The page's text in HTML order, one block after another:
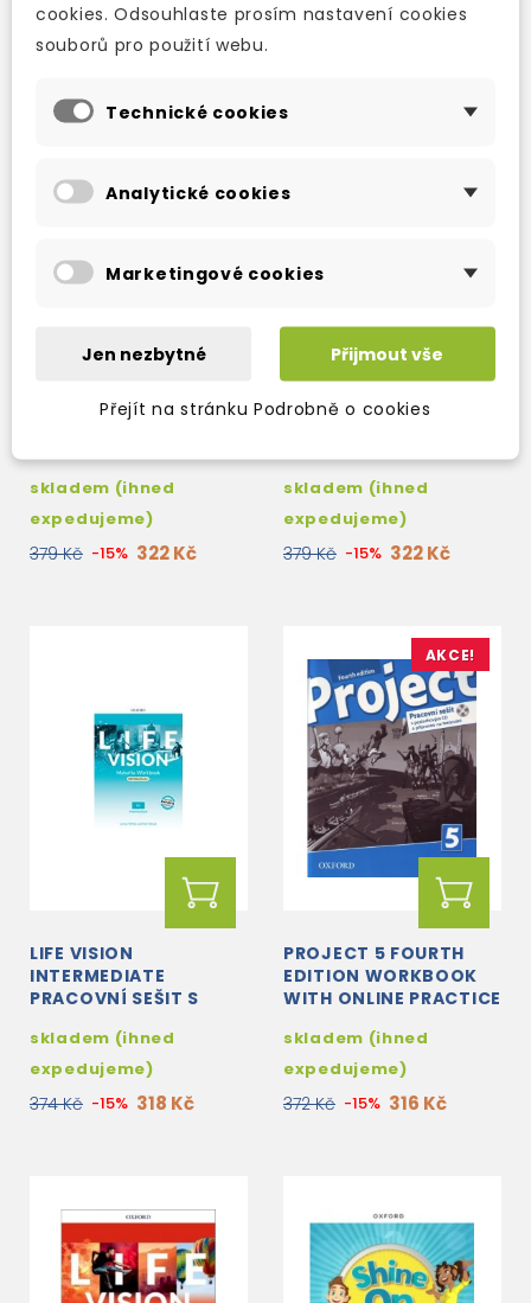
AKCE!
HAPPY STREET 2 THIRD
EDITION ACTIVITY
+ AUDIO CD
skladem (ihned
expedujeme)
379 Kč -15% 322 Kč
AKCE!
HAPPY STREET 1 THIRD
+ AUDIO CD
skladem (ihned
expedujeme)
379 Kč -15% 322 Kč
LIFE VISION
INTERMEDIATE
PRACOVNÍ SEŠIT S
skladem (ihned
expedujeme)
374 Kč -15% 318 Kč
AKCE!
PROJECT 5 FOURTH
EDITION WORKBOOK
WITH ONLINE PRACTICE
EDITION
skladem (ihned
expedujeme)
372 Kč -15% 316 Kč
cookies. Odsouhlaste prosím nastavení cookies
souborů pro použití webu.
Technické cookies
Analytické cookies
Marketingové cookies
Jen nezbytné Přijmout vše
Přejít na stránku Podrobně o cookies